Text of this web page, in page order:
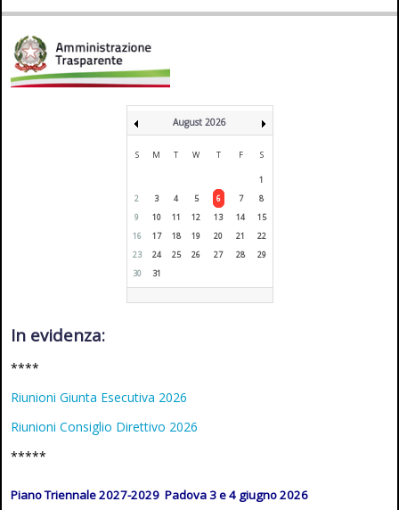
August 2026
S M T W T F S
1
2
3 4 5 6 7
8
9
10 11 12 13 14
15
16
17 18 19 20 21
22
23
24 25 26 27 28
29
30
31
In evidenza:
****
Riunioni Giunta Esecutiva 2026
Riunioni Consiglio Direttivo 2026
*****
Piano Triennale 2027-2029 Padova 3 e 4 giugno 2026